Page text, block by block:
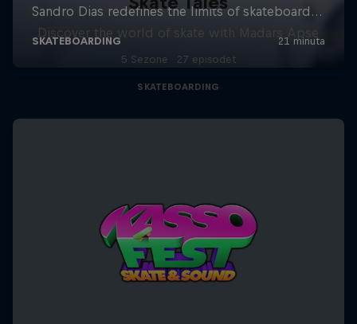
Discover the world of skate with Madars Apse
5 Sezone · 27 episodet
SKATEBOARDING